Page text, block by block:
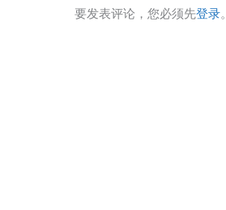
要发表评论，您必须先登录。